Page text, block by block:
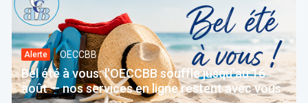
Alerte OECCBB
Bel été à vous: l'OECCBB souffle jusqu'au 16
août — nos services en ligne restent avec vous